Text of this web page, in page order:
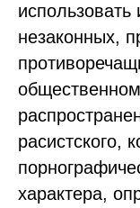
незаконных,
расистского,
характера,